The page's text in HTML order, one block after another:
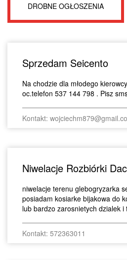
DROBNE OGŁOSZENIA
Sprzedam Seicento
Na chodzie dla młodego
oc.telefon 537 144 798 . Pisz
Kontakt:
Niwelacje Rozbiórki
niwelacje terenu glebogryzarka
posiadam kosiarke bijakowa do
lub bardzo zarosnietych dzialek i
Kontakt: 572363011